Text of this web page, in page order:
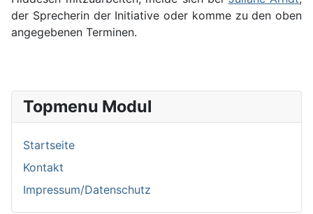
der Sprecherin der Initiative oder komme zu den oben
angegebenen Terminen.
Topmenu Modul
Startseite
Kontakt
Impressum/Datenschutz